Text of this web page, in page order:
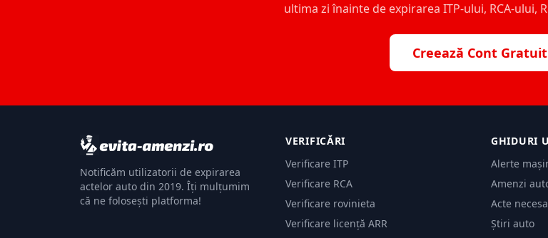
ultima zi înainte de expirarea ITP-ului, RCA-ului,
Creează Cont Gratuit
Notificăm utilizatorii de expirarea
actelor auto din 2019. Îți mulțumim
că ne folosești platforma!
VERIFICĂRI
Verificare ITP
Verificare RCA
Verificare rovinieta
Verificare licență ARR
GHIDURI
Alerte
Amenzi
Acte
Știri auto